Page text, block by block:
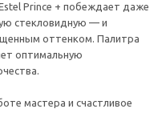
Prince + побеждает даже
стекловидную — и
оттенком. Палитра
оптимальную
мастера и счастливое